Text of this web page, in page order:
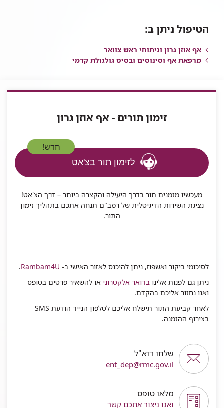
הטיפול ניתן ב:
אף אוזן גרון וניתוחי ראש צוואר
מרפאת אף וסינוסים ובסיס גולגולת קדמי
זימון תורים - אף אוזן גרון
חדש!
לזימון תור בצ'אט
מעכשיו מזמנים תור בדרך היעילה והקצרה ביותר – דרך הצ'אט!
נציגת השירות הדיגיטלית של רמב"ם תנחה אתכם בתהליך זימון
התור.
לסיכומי ביקור ואשפוז, ניתן להיכנס לאזור האישי ב- Rambam4U
.
ניתן גם לפנות אלינו בדואר אלקטרוני או להשאיר פרטים בטופס
ואנו נחזור אליכם בהקדם.
לאחר קביעת התור תישלח אליכם לטלפון הנייד הודעת SMS
בצירוף ההזמנה.
שלחו דוא"ל
ent_dep@rmc.gov.il
מלאו טופס
ואנו ניצור אתכם קשר